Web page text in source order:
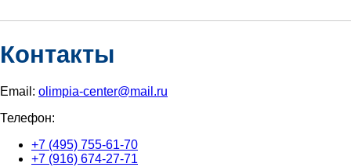
Контакты
Email: olimpia-center@mail.ru
Телефон:
+7 (495) 755-61-70
+7 (916) 674-27-71